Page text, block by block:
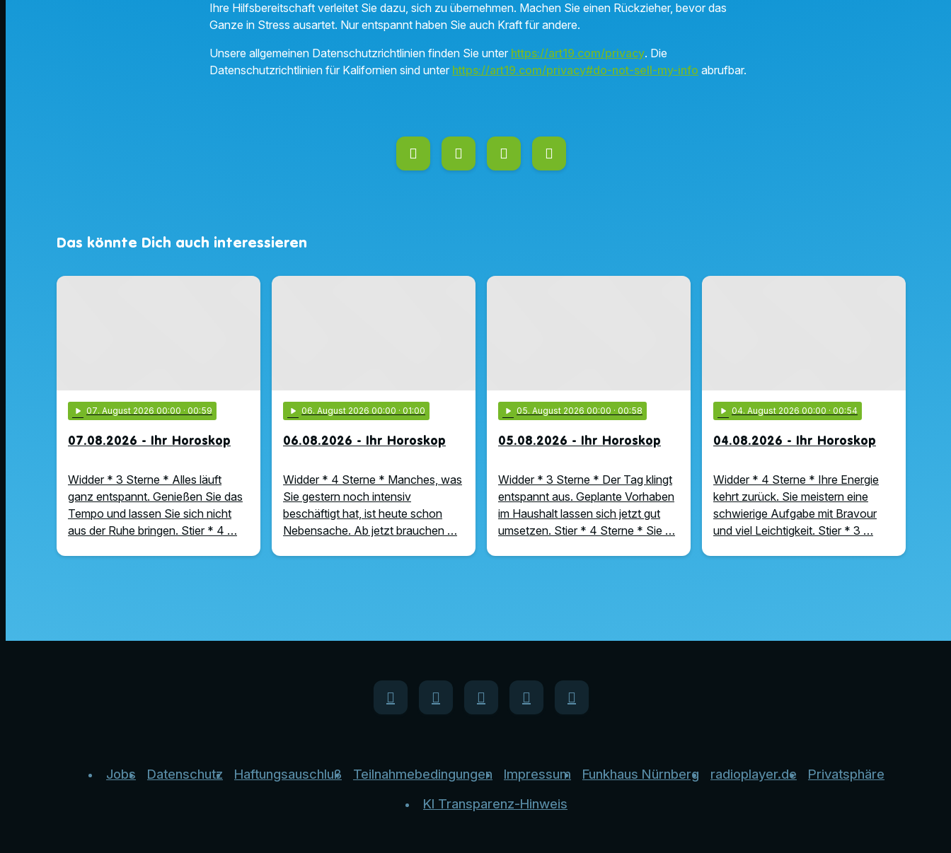
Ihre Hilfsbereitschaft verleitet Sie dazu, sich zu übernehmen. Machen Sie einen Rückzieher, bevor das
Ganze in Stress ausartet. Nur entspannt haben Sie auch Kraft für andere.
Unsere allgemeinen Datenschutzrichtlinien finden Sie unter https://art19.com/privacy. Die
Datenschutzrichtlinien für Kalifornien sind unter https://art19.com/privacy#do-not-sell-my-info abrufbar.
Das könnte Dich auch interessieren
play_arrow 07. August 2026 00:00 · 00:59
07.08.2026 - Ihr Horoskop
Widder * 3 Sterne * Alles läuft
ganz entspannt. Genießen Sie das
Tempo und lassen Sie sich nicht
aus der Ruhe bringen. Stier * 4 …
play_arrow 06. August 2026 00:00 · 01:00
06.08.2026 - Ihr Horoskop
Widder * 4 Sterne * Manches, was
Sie gestern noch intensiv
beschäftigt hat, ist heute schon
Nebensache. Ab jetzt brauchen …
play_arrow 05. August 2026 00:00 · 00:58
05.08.2026 - Ihr Horoskop
Widder * 3 Sterne * Der Tag klingt
entspannt aus. Geplante Vorhaben
im Haushalt lassen sich jetzt gut
umsetzen. Stier * 4 Sterne * Sie …
play_arrow 04. August 2026 00:00 · 00:54
04.08.2026 - Ihr Horoskop
Widder * 4 Sterne * Ihre Energie
kehrt zurück. Sie meistern eine
schwierige Aufgabe mit Bravour
und viel Leichtigkeit. Stier * 3 …
Jobs Datenschutz Haftungsauschluß Teilnahmebedingungen Impressum Funkhaus Nürnberg radioplayer.de
Privatsphäre
KI Transparenz-Hinweis